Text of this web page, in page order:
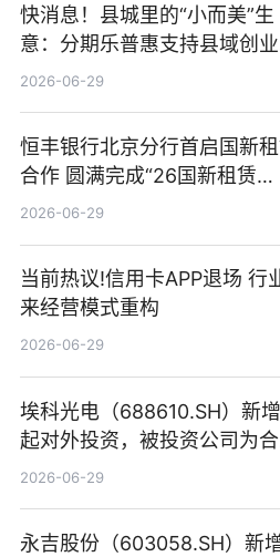
快消息！县城里的“小而美”生
意：分期乐普惠支持县域创业
扎根生长
2026-06-29
恒丰银行北京分行首启国新
合作 圆满完成“26国新租赁
SCP003”发行_焦点精选
2026-06-29
当前热议!信用卡APP退场 行
来经营模式重构
2026-06-29
埃科光电（688610.SH）新
起对外投资，被投资公司为合
元随信息技术有限公司
2026-06-29
永吉股份（603058.SH）新